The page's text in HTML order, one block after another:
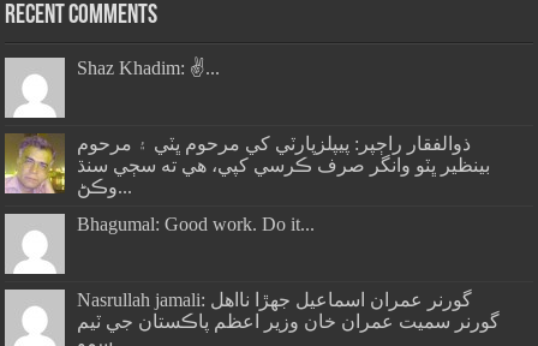
Recent Comments
Shaz Khadim: ✌️...
ذوالفقار راڄپر: پيپلزپارٽي کي مرحوم ڀٽي ۽ مرحوم
بينظير ڀٽو وانگر صرف ڪرسي کپي، هي ته سڄي سنڌ
وڪڻ...
Bhagumal: Good work. Do it...
Nasrullah jamali: گورنر عمران اسماعيل جھڙا نااهل
گورنر سميت عمران خان وزير اعظم پاڪستان جي ٽيم